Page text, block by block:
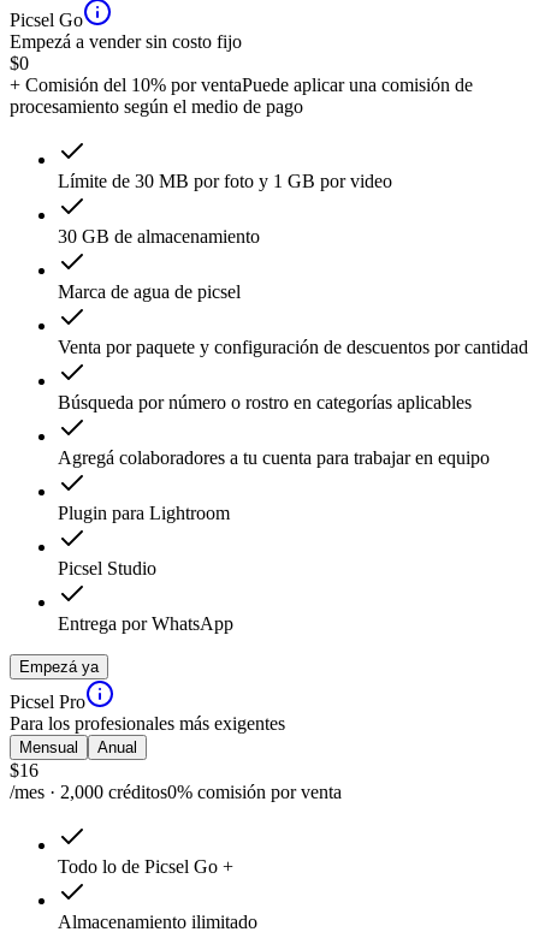
Picsel Go
Empezá a vender sin costo fijo
$0
+ Comisión del 10% por ventaPuede aplicar una comisión de
procesamiento según el medio de pago
Límite de 30 MB por foto y 1 GB por video
30 GB de almacenamiento
Marca de agua de picsel
Venta por paquete y configuración de descuentos por cantidad
Búsqueda por número o rostro en categorías aplicables
Agregá colaboradores a tu cuenta para trabajar en equipo
Plugin para Lightroom
Picsel Studio
Entrega por WhatsApp
Empezá ya
Picsel Pro
Para los profesionales más exigentes
Mensual Anual
$16
/mes · 2,000 créditos0% comisión por venta
Todo lo de Picsel Go +
Almacenamiento ilimitado